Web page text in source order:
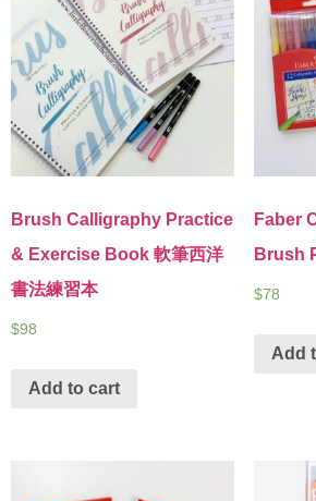
Brush Calligraphy Practice
& Exercise Book 軟筆西洋
書法練習本
$98
Add to cart
Faber
Brush
$78
Add